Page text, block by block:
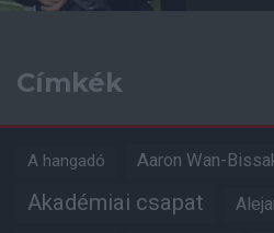
Címkék
A hangadó Aaron Wan-
Akadémiai csapat